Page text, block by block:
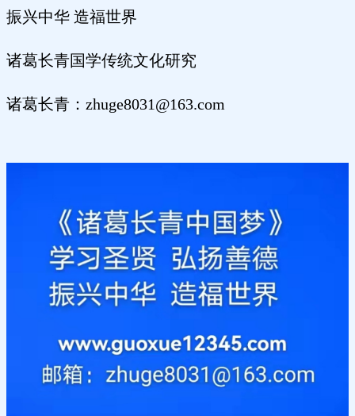
振兴中华 造福世界
诸葛长青国学传统文化研究
诸葛长青：zhuge8031@163.com